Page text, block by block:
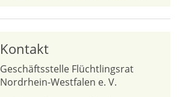
Kontakt
Geschäftsstelle Flüchtlingsrat
Nordrhein-Westfalen e. V.